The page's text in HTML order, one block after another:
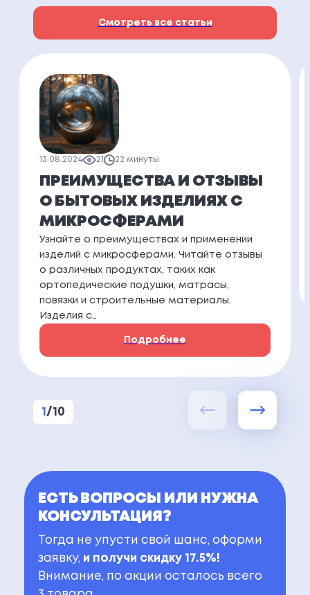
Смотреть все статьи
13.08.2024 21 22 минуты
ПРЕИМУЩЕСТВА И ОТЗЫВЫ
О БЫТОВЫХ ИЗДЕЛИЯХ С
МИКРОСФЕРАМИ
Узнайте о преимуществах и применении
изделий с микросферами. Читайте отзывы
о различных продуктах, таких как
ортопедические подушки, матрасы,
повязки и строительные материалы.
Изделия с…
Подробнее
1 / 10
ЕСТЬ ВОПРОСЫ ИЛИ НУЖНА
КОНСУЛЬТАЦИЯ?
Тогда не упусти свой шанс, оформи
заявку, и получи скидку 17.5%!
Внимание, по акции осталось всего